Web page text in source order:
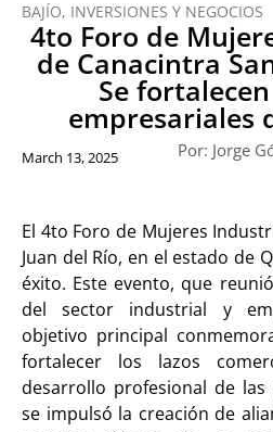
BAJÍO, INVERSIONES Y NEGOCIOS
4to Foro de
de Canacintra
Se
empresariales
Por: Jorge
March 13, 2025
El 4to Foro de Mujeres
Juan del Río, en el estado de
éxito. Este evento, que
del sector industrial y
objetivo principal
fortalecer los lazos
desarrollo profesional de las
se impulsó la creación de